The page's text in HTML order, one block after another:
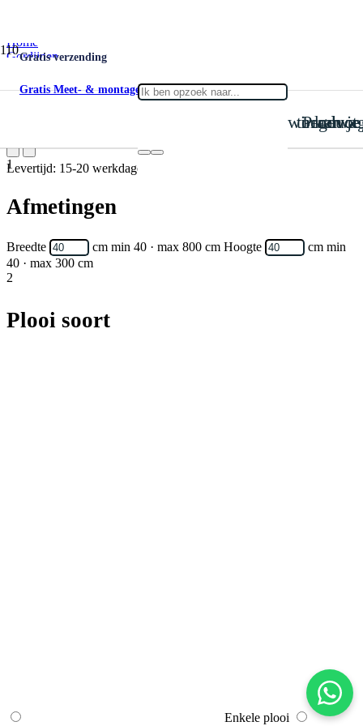
Gratis verzending
Gratis Meet- & montageservice
Product
is toegevoegd aan je
Home
Gordijnen
Verduisterend Regal 03
Levertijd: 15-20 werkdagen
1
Afmetingen
Breedte cm min 40 · max 800 cm Hoogte cm min
40 · max 300 cm
2
Plooi soort
Enkele plooi